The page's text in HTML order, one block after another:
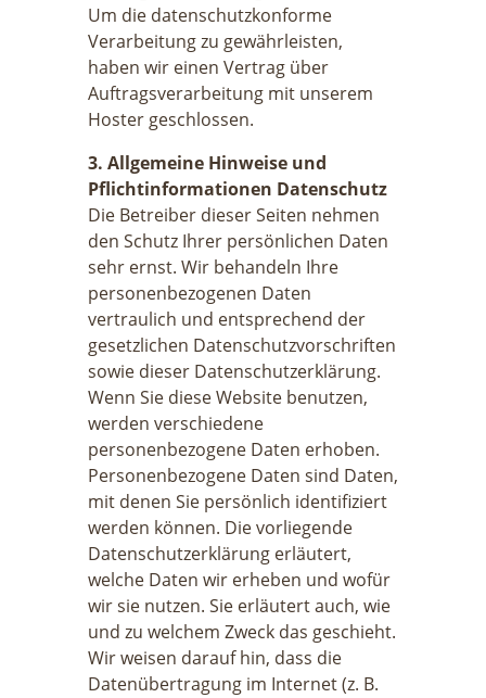
Um die datenschutzkonforme
Verarbeitung zu gewährleisten,
haben wir einen Vertrag über
Auftragsverarbeitung mit unserem
Hoster geschlossen.
3. Allgemeine Hinweise und
Pflichtinformationen Datenschutz
Die Betreiber dieser Seiten nehmen
den Schutz Ihrer persönlichen Daten
sehr ernst. Wir behandeln Ihre
personenbezogenen Daten
vertraulich und entsprechend der
gesetzlichen Datenschutzvorschriften
sowie dieser Datenschutzerklärung.
Wenn Sie diese Website benutzen,
werden verschiedene
personenbezogene Daten erhoben.
Personenbezogene Daten sind Daten,
mit denen Sie persönlich identifiziert
werden können. Die vorliegende
Datenschutzerklärung erläutert,
welche Daten wir erheben und wofür
wir sie nutzen. Sie erläutert auch, wie
und zu welchem Zweck das geschieht.
Wir weisen darauf hin, dass die
Datenübertragung im Internet (z. B.